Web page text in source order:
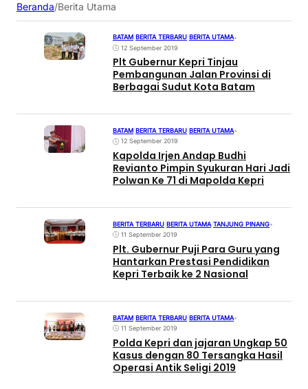
Beranda/Berita Utama
BATAM BERITA TERBARU BERITA UTAMA•
12 September 2019
Plt Gubernur Kepri Tinjau
Pembangunan Jalan Provinsi di
Berbagai Sudut Kota Batam
BATAM BERITA TERBARU BERITA UTAMA•
12 September 2019
Kapolda Irjen Andap Budhi
Revianto Pimpin Syukuran Hari Jadi
Polwan Ke 71 di Mapolda Kepri
BERITA TERBARU BERITA UTAMA TANJUNG PINANG•
11 September 2019
Plt. Gubernur Puji Para Guru yang
Hantarkan Prestasi Pendidikan
Kepri Terbaik ke 2 Nasional
BATAM BERITA TERBARU BERITA UTAMA•
11 September 2019
Polda Kepri dan jajaran Ungkap 50
Kasus dengan 80 Tersangka Hasil
Operasi Antik Seligi 2019